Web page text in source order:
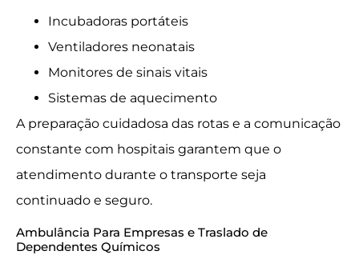
Incubadoras portáteis
Ventiladores neonatais
Monitores de sinais vitais
Sistemas de aquecimento
A preparação cuidadosa das rotas e a comunicação
constante com hospitais garantem que o
atendimento durante o transporte seja
continuado e seguro.
Ambulância Para Empresas e Traslado de
Dependentes Químicos